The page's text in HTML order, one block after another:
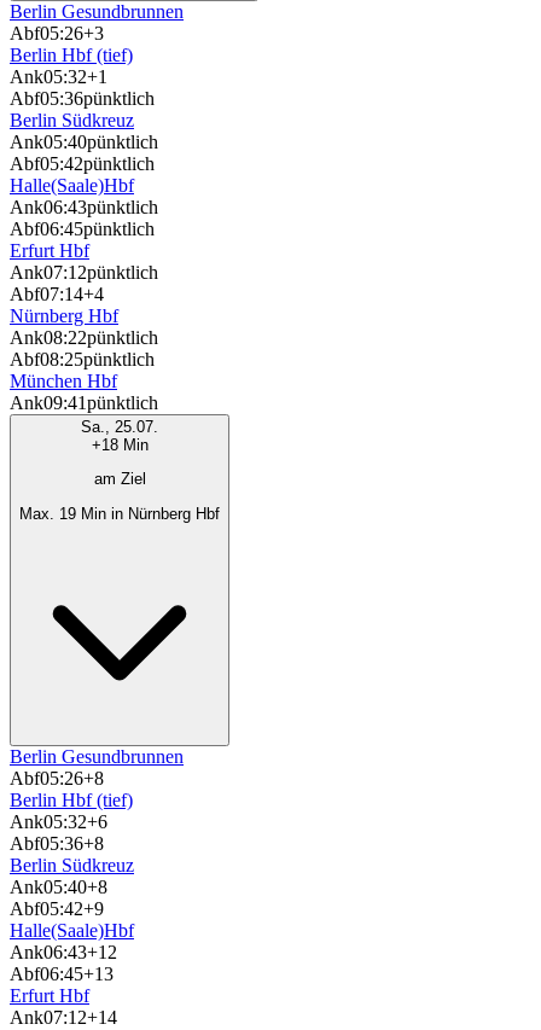
Berlin Gesundbrunnen
Abf05:26+3
Berlin Hbf (tief)
Ank05:32+1
Abf05:36pünktlich
Berlin Südkreuz
Ank05:40pünktlich
Abf05:42pünktlich
Halle(Saale)Hbf
Ank06:43pünktlich
Abf06:45pünktlich
Erfurt Hbf
Ank07:12pünktlich
Abf07:14+4
Nürnberg Hbf
Ank08:22pünktlich
Abf08:25pünktlich
München Hbf
Ank09:41pünktlich
Sa., 25.07.
+18 Min
am Ziel
Max. 19 Min in Nürnberg Hbf
Berlin Gesundbrunnen
Abf05:26+8
Berlin Hbf (tief)
Ank05:32+6
Abf05:36+8
Berlin Südkreuz
Ank05:40+8
Abf05:42+9
Halle(Saale)Hbf
Ank06:43+12
Abf06:45+13
Erfurt Hbf
Ank07:12+14